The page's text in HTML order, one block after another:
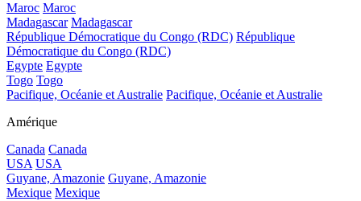
Maroc Maroc
Madagascar Madagascar
République Démocratique du Congo (RDC) République
Démocratique du Congo (RDC)
Egypte Egypte
Togo Togo
Pacifique, Océanie et Australie Pacifique, Océanie et Australie
Amérique
Canada Canada
USA USA
Guyane, Amazonie Guyane, Amazonie
Mexique Mexique